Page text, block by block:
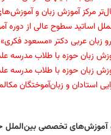
مرکز آموزش زبان و
اساتید سطوح عالی از دوره
زبان عربی دکتر «مسعود
زبان حوزه با طلاب مدرسه
زبان حوزه با طلاب مدرسه
استادان و زبان‌آموختگان
آموزش‌های تخصصی بین‌الملل